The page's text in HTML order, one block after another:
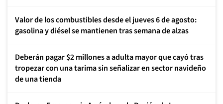
Valor de los combustibles desde el jueves 6 de agosto:
gasolina y diésel se mantienen tras semana de alzas
Deberán pagar $2 millones a adulta mayor que cayó tras
tropezar con una tarima sin señalizar en sector navideño
de una tienda